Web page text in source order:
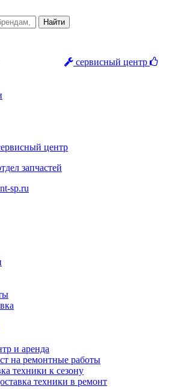
сервисный центр
центр
запчастей
sp.ru
и аренда
на ремонтные работы
техники к сезону
техники в ремонт